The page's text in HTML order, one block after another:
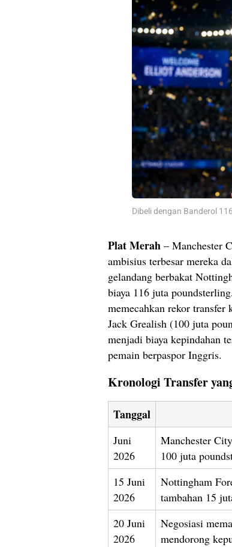
Dibeli dengan Banderol
Plat Merah – Manchester
ambisius terbesar mereka
gelandang berbakat
biaya 116 juta
memecahkan rekor transfer
Jack Grealish (100 juta
menjadi biaya kepindahan
pemain berpaspor Inggris.
Kronologi Transfer
Tanggal
Juni
2026
Manchester
100 juta
15 Juni
2026
Nottingham
tambahan 15
20 Juni
2026
Negosiasi
mendorong